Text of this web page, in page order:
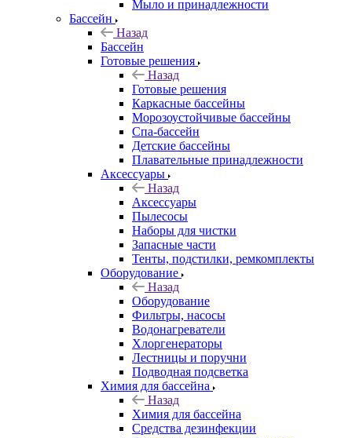
Мыло и принадлежности
Бассейн
Назад
Бассейн
Готовые решения
Назад
Готовые решения
Каркасные бассейны
Морозоустойчивые бассейны
Спа-бассейн
Детские бассейны
Плавательные принадлежности
Аксессуары
Назад
Аксессуары
Пылесосы
Наборы для чистки
Запасные части
Тенты, подстилки, ремкомплекты
Оборудование
Назад
Оборудование
Фильтры, насосы
Водонагреватели
Хлоргенераторы
Лестницы и поручни
Подводная подсветка
Химия для бассейна
Назад
Химия для бассейна
Средства дезинфекции